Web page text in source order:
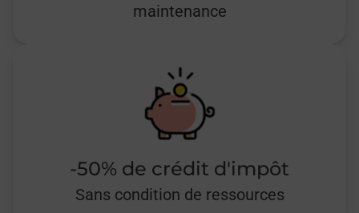
maintenance
-50% de crédit d'impôt
Sans condition de ressources